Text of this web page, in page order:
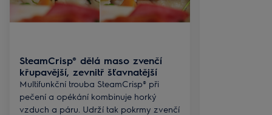
SteamCrisp® dělá maso zvenčí
křupavější, zevnitř šťavnatější
Multifunkční trouba SteamCrisp® při
pečení a opékání kombinuje horký
vzduch a páru. Udrží tak pokrmy zvenčí